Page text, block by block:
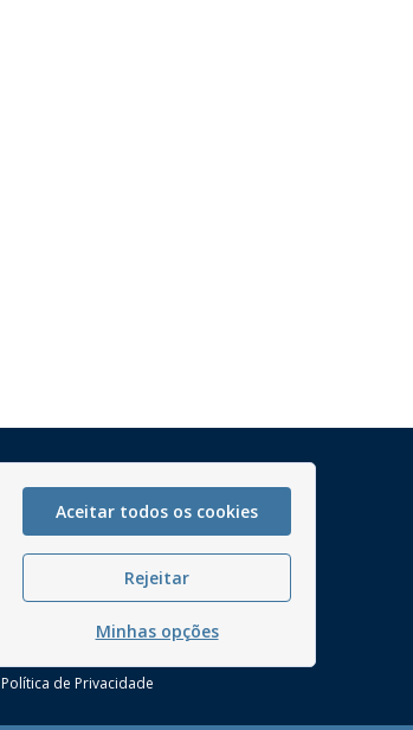
Mapa do Site
Perguntas frequentes
Manual de Navegação
Política de Privacidade
Aceitar todos os cookies
Rejeitar
Minhas opções